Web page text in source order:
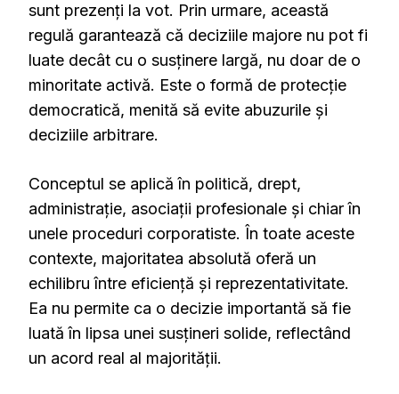
sunt prezenți la vot. Prin urmare, această
regulă garantează că deciziile majore nu pot fi
luate decât cu o susținere largă, nu doar de o
minoritate activă. Este o formă de protecție
democratică, menită să evite abuzurile și
deciziile arbitrare.
Conceptul se aplică în politică, drept,
administrație, asociații profesionale și chiar în
unele proceduri corporatiste. În toate aceste
contexte, majoritatea absolută oferă un
echilibru între eficiență și reprezentativitate.
Ea nu permite ca o decizie importantă să fie
luată în lipsa unei susțineri solide, reflectând
un acord real al majorității.